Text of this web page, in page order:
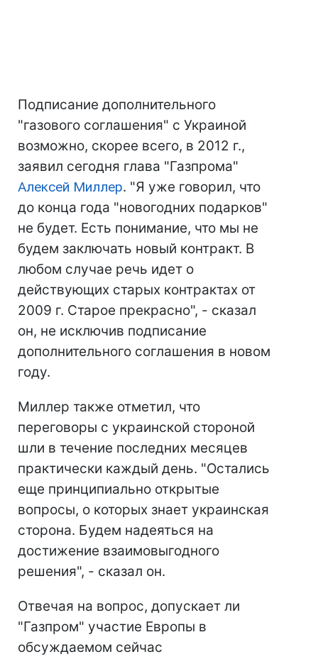
Подписание дополнительного
"газового соглашения" с Украиной
возможно, скорее всего, в 2012 г.,
заявил сегодня глава "Газпрома"
Алексей Миллер. "Я уже говорил, что
до конца года "новогодних подарков"
не будет. Есть понимание, что мы не
будем заключать новый контракт. В
любом случае речь идет о
действующих старых контрактах от
2009 г. Старое прекрасно", - сказал
он, не исключив подписание
дополнительного соглашения в новом
году.
Миллер также отметил, что
переговоры с украинской стороной
шли в течение последних месяцев
практически каждый день. "Остались
еще принципиально открытые
вопросы, о которых знает украинская
сторона. Будем надеяться на
достижение взаимовыгодного
решения", - сказал он.
Отвечая на вопрос, допускает ли
"Газпром" участие Европы в
обсуждаемом сейчас